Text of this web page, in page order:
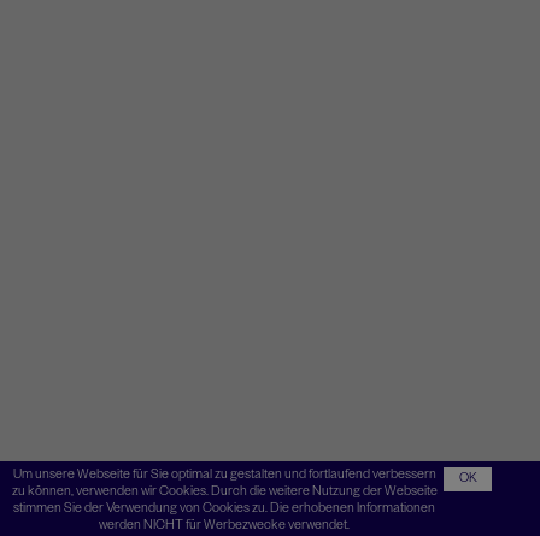
Um unsere Webseite für Sie optimal zu gestalten und fortlaufend verbessern
zu können, verwenden wir Cookies. Durch die weitere Nutzung der Webseite
stimmen Sie der Verwendung von Cookies zu. Die erhobenen Informationen
werden NICHT für Werbezwecke verwendet.
OK